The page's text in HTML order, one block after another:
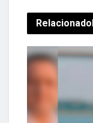
Relacionado